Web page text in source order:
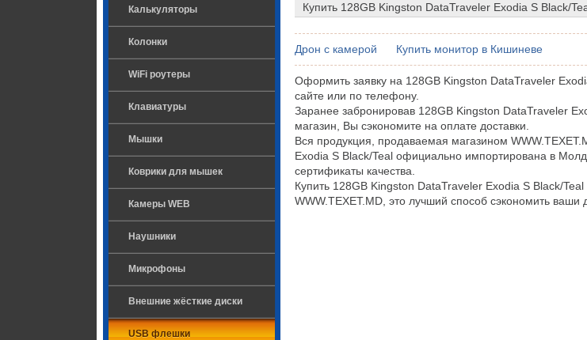
Калькуляторы
Колонки
WiFi роутеры
Клавиатуры
Мышки
Коврики для мышек
Камеры WEB
Наушники
Микрофоны
Внешние жёсткие диски
USB флешки
Купить 128GB Kingston DataTraveler Exodia S Black/
Дрон с камерой Купить монитор в Кишиневе
Оформить заявку на 128GB Kingston DataTraveler
сайте или по телефону.
Заранее забронировав 128GB Kingston DataTraveler
магазин, Вы сэкономите на оплате доставки.
Вся продукция, продаваемая магазином
Exodia S Black/Teal официально импортирована в
сертификаты качества.
Купить 128GB Kingston DataTraveler Exodia S Black/
WWW.TEXET.MD, это лучший способ сэкономить ваши